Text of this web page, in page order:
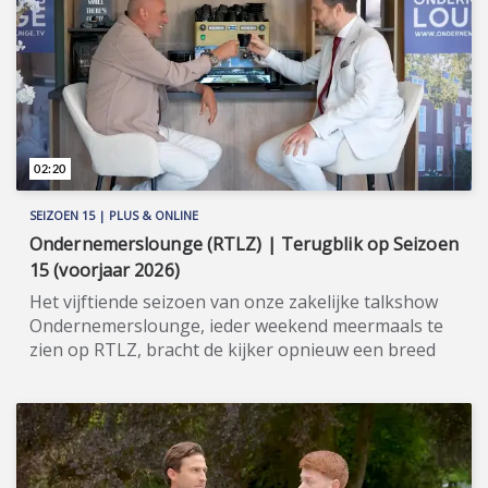
over wat haar bedrijf voor beleggers kan
betekenen. Meer informatie: www.nusaaurum.com
(https://www.nusaaurum.com).
SEIZOEN 15 | PLUS & ONLINE
Ondernemerslounge (RTLZ) | Terugblik op Seizoen
15 (voorjaar 2026)
Het vijftiende seizoen van onze zakelijke talkshow
Ondernemerslounge, ieder weekend meermaals te
zien op RTLZ, bracht de kijker opnieuw een breed
gebied van ondernemerschap, investeren en
genieten van het leven. Onze studio in het koetshuis
van Kasteel Hoekelum werd hierbij zoals altijd
ingericht met het statige meubilair van Jan Frantzen.
02:20